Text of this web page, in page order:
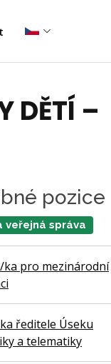
DĚTÍ –
pozice
veřejná správa
ka pro mezinárodní
ředitele Úseku
a telematiky